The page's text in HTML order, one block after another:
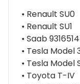
• Renault SU0
• Renault SU1
• Saab
• Tesla Model
• Tesla Model
• Toyota T-IV